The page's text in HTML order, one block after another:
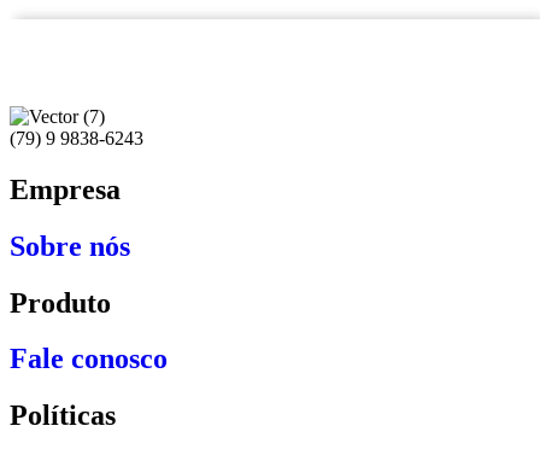
(79) 9 9838-6243
Empresa
Sobre nós
Produto
Fale conosco
Políticas